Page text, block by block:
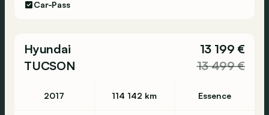
Car-Pass
Hyundai
TUCSON
13 199 €
13 499 €
2017 114 142 km Essence